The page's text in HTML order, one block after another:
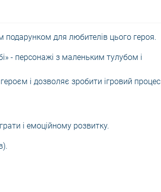
подарунком для любителів цього героя.
- персонажі з маленьким тулубом і
і дозволяє зробити ігровий процес
і емоційному розвитку.